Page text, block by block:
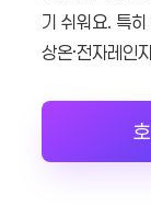
기 쉬워요. 특
상온·전자레인